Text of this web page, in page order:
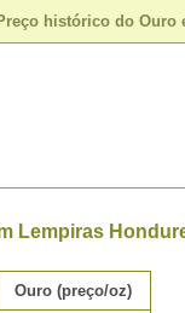
histórico do Ouro
Lempiras
Ouro (preço/oz)